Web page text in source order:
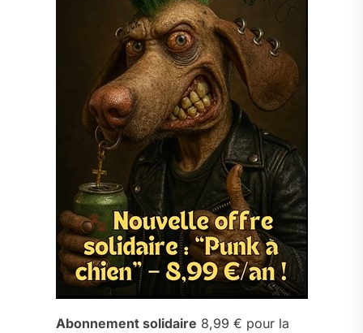
Abonnement solidaire 8,99 € pour la